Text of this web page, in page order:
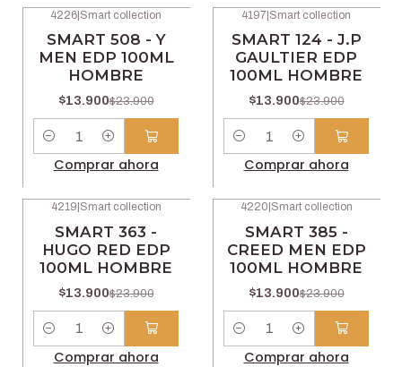
4226 Smart collection
SMART 508 - Y
MEN EDP 100ML
HOMBRE
$13.900$23.900
Comprar ahora
4197 Smart collection
SMART 124 - J.P
GAULTIER EDP
100ML HOMBRE
$13.900$23.900
Comprar ahora
4219 Smart collection
SMART 363 -
HUGO RED EDP
100ML HOMBRE
$13.900$23.900
Cantidad
Comprar ahora
4220 Smart collection
SMART 385 -
CREED MEN EDP
100ML HOMBRE
$13.900$23.900
Cantidad
Comprar ahora